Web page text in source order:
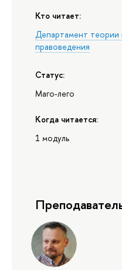
Кто читает:
Департамент теории
правоведения
Статус:
Маго-лего
Когда читается:
1 модуль